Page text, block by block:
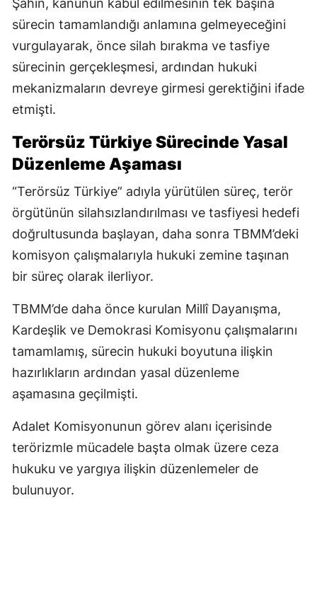
Şahin, kanunun kabul edilmesinin tek başına
sürecin tamamlandığı anlamına gelmeyeceğini
vurgulayarak, önce silah bırakma ve tasfiye
sürecinin gerçekleşmesi, ardından hukuki
mekanizmaların devreye girmesi gerektiğini ifade
etmişti.
Terörsüz Türkiye Sürecinde Yasal
Düzenleme Aşaması
“Terörsüz Türkiye” adıyla yürütülen süreç, terör
örgütünün silahsızlandırılması ve tasfiyesi hedefi
doğrultusunda başlayan, daha sonra TBMM’deki
komisyon çalışmalarıyla hukuki zemine taşınan
bir süreç olarak ilerliyor.
TBMM’de daha önce kurulan Millî Dayanışma,
Kardeşlik ve Demokrasi Komisyonu çalışmalarını
tamamlamış, sürecin hukuki boyutuna ilişkin
hazırlıkların ardından yasal düzenleme
aşamasına geçilmişti.
Adalet Komisyonunun görev alanı içerisinde
terörizmle mücadele başta olmak üzere ceza
hukuku ve yargıya ilişkin düzenlemeler de
bulunuyor.